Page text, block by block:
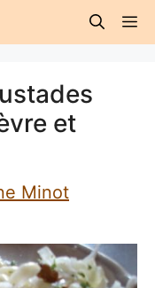
et
Minot